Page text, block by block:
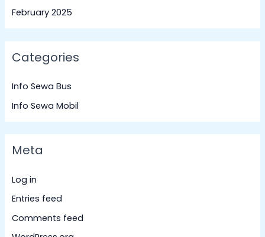
February 2025
Categories
Info Sewa Bus
Info Sewa Mobil
Meta
Log in
Entries feed
Comments feed